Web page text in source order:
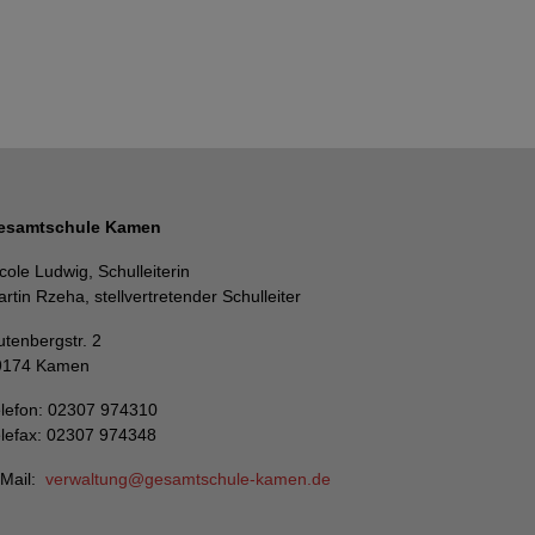
Kamen
Ludwig, Schulleiterin
Rzeha, stellvertretender Schulleiter
2
Kamen
02307 974310
02307 974348
verwaltung gesamtschule-kamen de